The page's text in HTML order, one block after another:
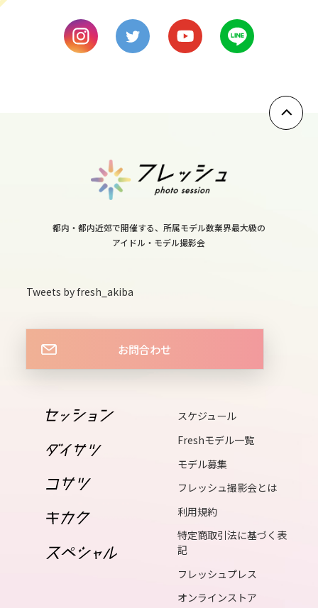
9
13
mon
tue
16
17
thu
18
19
sat
20
sun
都内・都内近郊で開催する、所属モデル数業界最大級の
アイドル・モデル撮影会
Tweets by fresh_akiba
お問合わせ
スケジュール
Freshモデル一覧
モデル募集
フレッシュ撮影会とは
利用規約
特定商取引法に基づく表
記
フレッシュプレス
オンラインストア